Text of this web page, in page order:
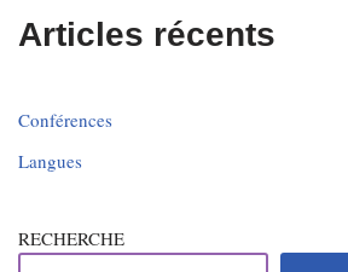
Articles récents
Conférences
Langues
RECHERCHE